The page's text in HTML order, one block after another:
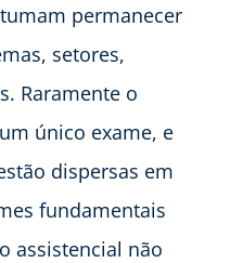
permanecer
setores,
Raramente o
único exame, e
dispersas em
fundamentais
assistencial não